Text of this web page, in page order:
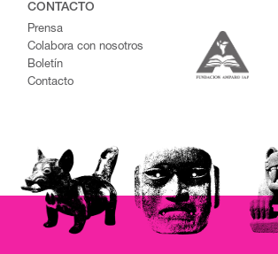
CONTACTO
Prensa
Colabora con nosotros
Boletín
Contacto